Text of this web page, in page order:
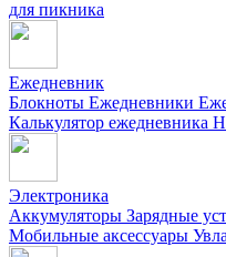
для пикника
Ежедневник
Блокноты Ежедневники
Калькулятор ежедневника
Электроника
Аккумуляторы Зарядные
Мобильные аксессуары